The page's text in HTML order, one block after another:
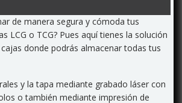
de manera segura y cómoda tus
LCG o TCG? Pues aquí tienes la solución
donde podrás almacenar todas tus
y la tapa mediante grabado láser con
o también mediante impresión de